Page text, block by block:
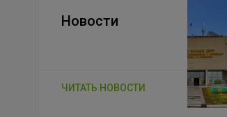
Новости
ЧИТАТЬ НОВОСТИ